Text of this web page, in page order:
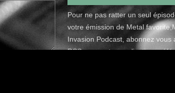
Pour ne pas ratter un seul
votre émission de Metal
Invasion Podcast, abonnez vous
RSS avec votre application